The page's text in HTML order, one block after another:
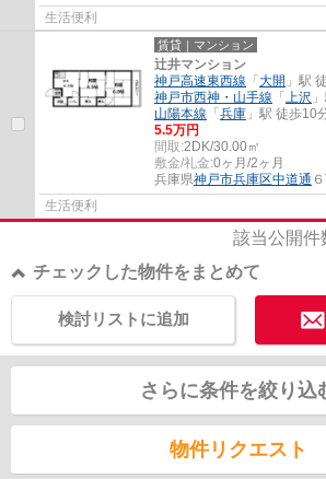
生活便利
賃貸｜マンション
辻井マンション
神戸高速東西線 「 大開 」駅
神戸市西神・山手線 「 上沢
山陽本線 「 兵庫 」駅 徒歩10
5.5万円
間取:2DK/30.00㎡
敷金/礼金:0ヶ月/2ヶ月
兵庫県神戸市兵庫区中道通
生活便利
該当公開件
チェックした物件をまとめて
検討リストに追加
さらに条件を絞り込
物件リクエスト